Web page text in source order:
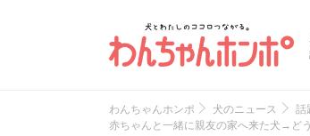
わんちゃんホンポ 犬のニュース
話
赤ちゃんと一緒に親友の家へ来た犬→ど